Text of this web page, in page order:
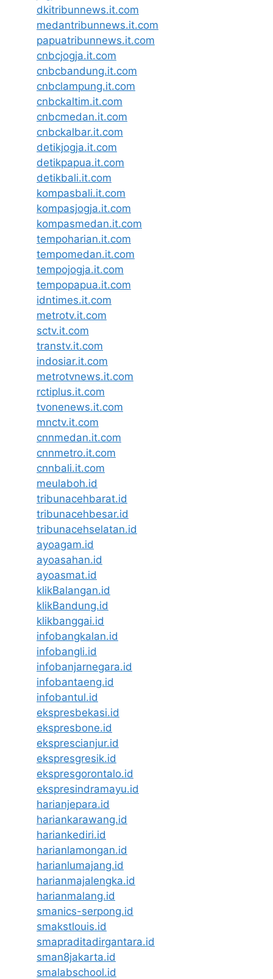
dkitribunnews.it.com
medantribunnews.it.com
papuatribunnews.it.com
cnbcjogja.it.com
cnbcbandung.it.com
cnbclampung.it.com
cnbckaltim.it.com
cnbcmedan.it.com
cnbckalbar.it.com
detikjogja.it.com
detikpapua.it.com
detikbali.it.com
kompasbali.it.com
kompasjogja.it.com
kompasmedan.it.com
tempoharian.it.com
tempomedan.it.com
tempojogja.it.com
tempopapua.it.com
idntimes.it.com
metrotv.it.com
sctv.it.com
transtv.it.com
indosiar.it.com
metrotvnews.it.com
rctiplus.it.com
tvonenews.it.com
mnctv.it.com
cnnmedan.it.com
cnnmetro.it.com
cnnbali.it.com
meulaboh.id
tribunacehbarat.id
tribunacehbesar.id
tribunacehselatan.id
ayoagam.id
ayoasahan.id
ayoasmat.id
klikBalangan.id
klikBandung.id
klikbanggai.id
infobangkalan.id
infobangli.id
infobanjarnegara.id
infobantaeng.id
infobantul.id
ekspresbekasi.id
ekspresbone.id
eksprescianjur.id
ekspresgresik.id
ekspresgorontalo.id
ekspresindramayu.id
harianjepara.id
hariankarawang.id
hariankediri.id
harianlamongan.id
harianlumajang.id
harianmajalengka.id
harianmalang.id
smanics-serpong.id
smakstlouis.id
smapraditadirgantara.id
sman8jakarta.id
smalabschool.id